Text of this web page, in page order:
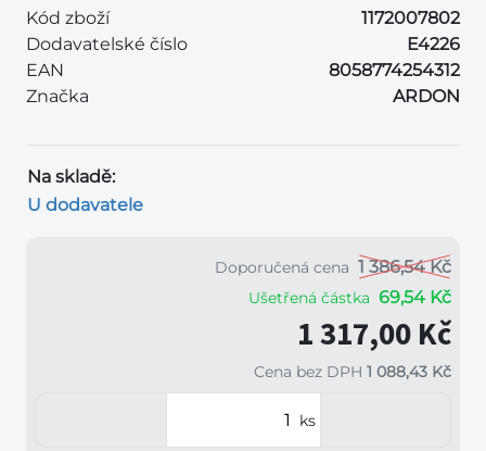
Kód zboží
1172007802
Dodavatelské číslo
E4226
EAN
8058774254312
Značka
ARDON
Na skladě:
U dodavatele
Doporučená cena 1 386,54 Kč
Ušetřená částka 69,54 Kč
1 317,00 Kč
Cena bez DPH 1 088,43 Kč
ks